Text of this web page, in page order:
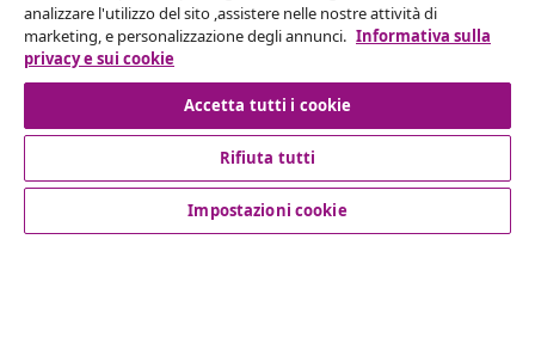
Invia una richiesta di recesso per il tuo ordine.
Recesso dal contratto
Servizio clienti
analizzare l'utilizzo del sito ,assistere nelle nostre attività di
marketing, e personalizzazione degli annunci. Informativa sulla
privacy e sui cookie
Accetta tutti i cookie
Rifiuta tutti
Impostazioni cookie